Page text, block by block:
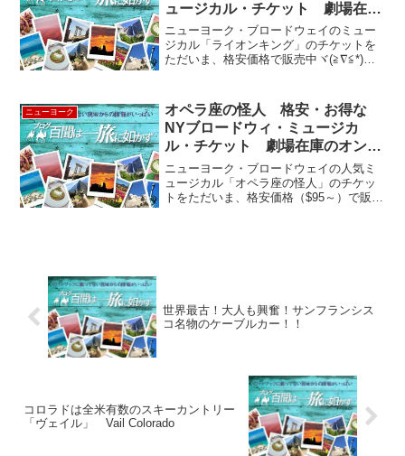
ュージカル・チケット 劇場在庫
オンライン販売！
ニューヨーク・ブロードウェイのミュー
ジカル「ライオンキング」のチケットを
ただいま、格安価格で販売中ヾ(≧∇≦*)〃
テムの秘密・・・(☆Д☆)ｷﾗﾘｰﾝ♪ ルック
ツ...
ニューヨーク
オペラ座の怪人 格安・お得な
NYブロードウィ・ミュージカ
ル・チケット 劇場在庫のオンラ
イン販売！
ニューヨーク・ブロードウェイの人気ミ
ュージカル「オペラ座の怪人」のチケッ
トをただいま、格安価格（$95～）で販売
世界最古！大人も興奮！サンフランシス
コ名物のケーブルカー！！
コロラドは全米有数のスキーカントリー
「ヴェイル」 Vail Colorado